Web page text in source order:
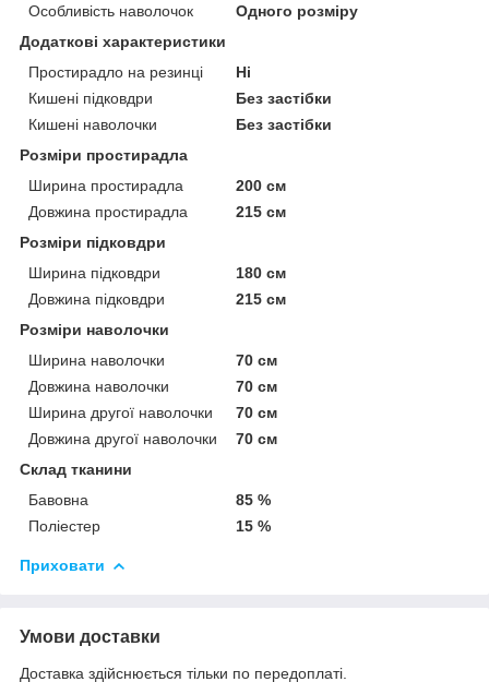
Особливість наволочок
Одного розміру
Додаткові характеристики
Простирадло на резинці
Ні
Кишені підковдри
Без застібки
Кишені наволочки
Без застібки
Розміри простирадла
Ширина простирадла
200 см
Довжина простирадла
215 см
Розміри підковдри
Ширина підковдри
180 см
Довжина підковдри
215 см
Розміри наволочки
Ширина наволочки
70 см
Довжина наволочки
70 см
Ширина другої наволочки
70 см
Довжина другої наволочки
70 см
Склад тканини
Бавовна
85 %
Поліестер
15 %
Приховати
Умови доставки
Доставка здійснюється тільки по передоплаті.